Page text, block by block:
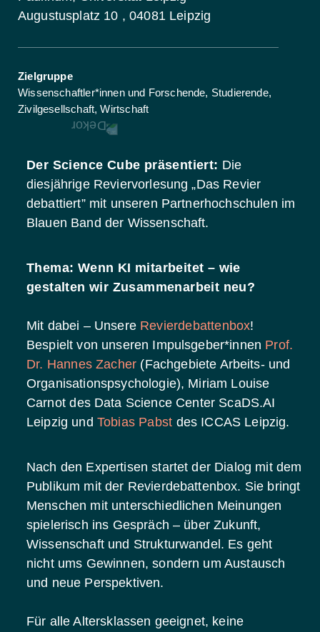
Augustusplatz 10 ,04081 Leipzig
Zielgruppe
Wissenschaftler*innen und Forschende, Studierende,
Zivilgesellschaft, Wirtschaft
Der Science Cube präsentiert: Die
diesjährige Reviervorlesung „Das Revier
debattiert” mit unseren Partnerhochschulen im
Blauen Band der Wissenschaft.
Thema: Wenn KI mitarbeitet – wie
gestalten wir Zusammenarbeit neu?
Mit dabei – Unsere Revierdebattenbox!
Bespielt von unseren Impulsgeber*innen Prof.
Dr. Hannes Zacher (Fachgebiete Arbeits- und
Organisationspsychologie), Miriam Louise
Carnot des Data Science Center ScaDS.AI
Leipzig und Tobias Pabst des ICCAS Leipzig.
Nach den Expertisen startet der Dialog mit dem
Publikum mit der Revierdebattenbox. Sie bringt
Menschen mit unterschiedlichen Meinungen
spielerisch ins Gespräch – über Zukunft,
Wissenschaft und Strukturwandel. Es geht
nicht ums Gewinnen, sondern um Austausch
und neue Perspektiven.
Für alle Altersklassen geeignet, keine